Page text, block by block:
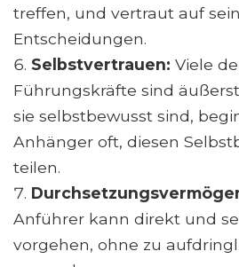
treffen, und vertraut auf
Entscheidungen.
Selbstvertrauen: Viele
Führungskräfte sind
sie selbstbewusst sind,
Anhänger oft, diesen
teilen.
Anführer kann direkt und
vorgehen, ohne zu